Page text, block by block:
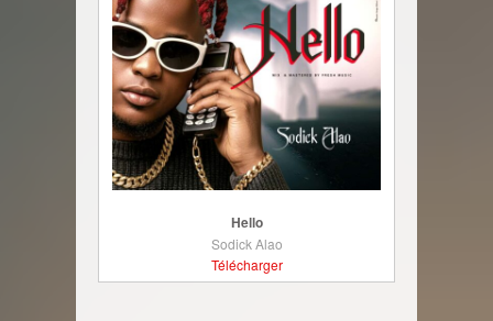
Hello
Sodick Alao
Télécharger